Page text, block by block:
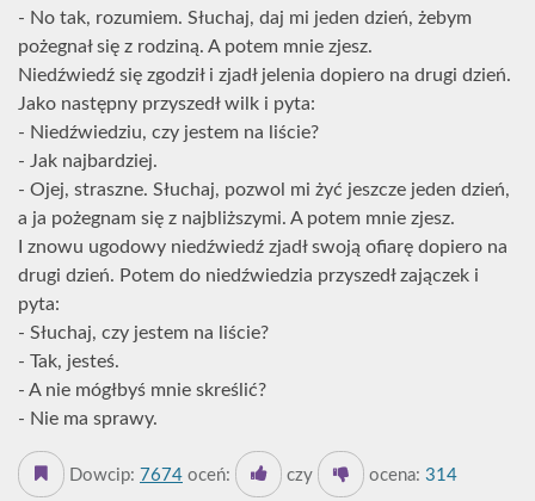
- No tak, rozumiem. Słuchaj, daj mi jeden dzień, żebym
pożegnał się z rodziną. A potem mnie zjesz.
Niedźwiedź się zgodził i zjadł jelenia dopiero na drugi dzień.
Jako następny przyszedł wilk i pyta:
- Niedźwiedziu, czy jestem na liście?
- Jak najbardziej.
- Ojej, straszne. Słuchaj, pozwol mi żyć jeszcze jeden dzień,
a ja pożegnam się z najbliższymi. A potem mnie zjesz.
I znowu ugodowy niedźwiedź zjadł swoją ofiarę dopiero na
drugi dzień. Potem do niedźwiedzia przyszedł zajączek i
pyta:
- Słuchaj, czy jestem na liście?
- Tak, jesteś.
- A nie mógłbyś mnie skreślić?
- Nie ma sprawy.
Dowcip: 7674 oceń: czy ocena: 314